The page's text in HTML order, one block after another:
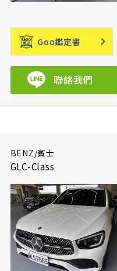
Goo鑑定書
聯絡我們
BENZ/賓士
GLC-Class